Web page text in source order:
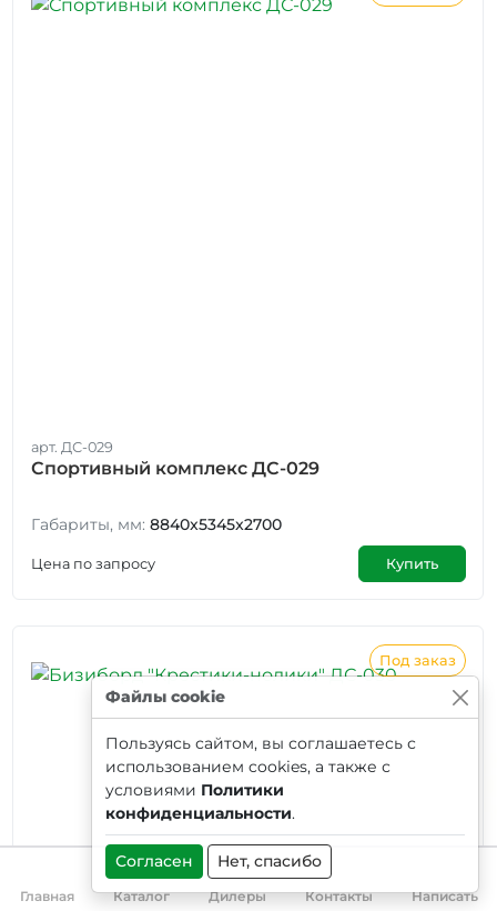
арт. ДС-029
Спортивный комплекс ДС-029
Габариты, мм: 8840x5345x2700
Цена по запросу Купить
Под заказ
Главная Каталог Дилеры Контакты Написать
Файлы cookie
Пользуясь сайтом, вы соглашаетесь с
использованием cookies, а также с
условиями Политики
конфиденциальности.
Согласен Нет, спасибо